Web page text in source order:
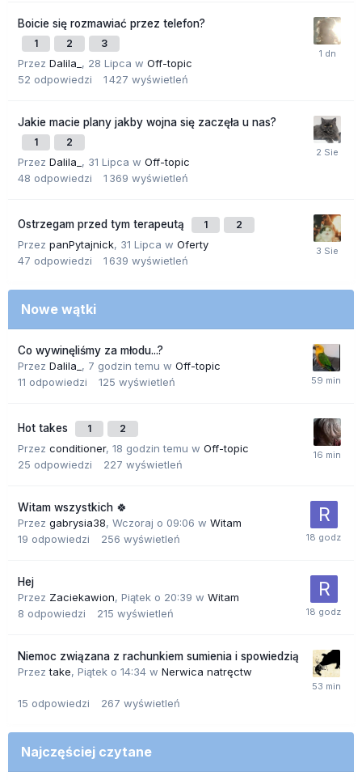
Boicie się rozmawiać przez telefon?
1 2 3
Przez Dalila_ , 28 Lipca w Off-topic
52 odpowiedzi 1 427 wyświetleń
Jakie macie plany jakby wojna się zaczęła u nas?
1 2
Przez Dalila_ , 31 Lipca w Off-topic
48 odpowiedzi 1 369 wyświetleń
Ostrzegam przed tym terapeutą 1 2
Przez panPytajnick, 31 Lipca w Oferty
47 odpowiedzi 1 639 wyświetleń
Nowe wątki
Co wywinęliśmy za młodu...?
Przez Dalila_ , 7 godzin temu w Off-topic
11 odpowiedzi 125 wyświetleń
Hot takes 1 2
Przez conditioner, 18 godzin temu w Off-topic
25 odpowiedzi 227 wyświetleń
Witam wszystkich 🍀
Przez gabrysia38, Wczoraj o 09:06 w Witam
19 odpowiedzi 256 wyświetleń
Hej
Przez Zaciekawion, Piątek o 20:39 w Witam
8 odpowiedzi 215 wyświetleń
Niemoc związana z rachunkiem sumienia i spowiedzią
Przeztake, Piątek o 14:34 w Nerwica natręctw
15 odpowiedzi 267 wyświetleń
Najczęściej czytane